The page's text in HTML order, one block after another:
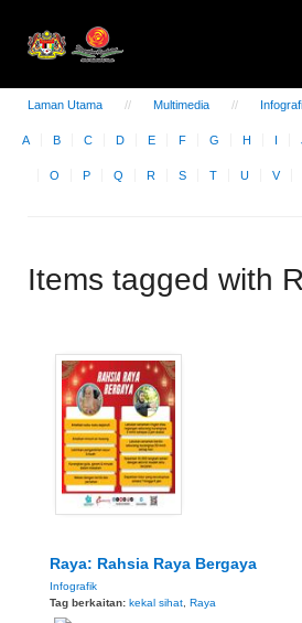
Laman Utama Multimedia
A B C D E F G H I
O P Q R S T U V
Items tagged with
Raya: Rahsia Raya Bergaya
Infografik
Tag berkaitan: kekal sihat, Raya